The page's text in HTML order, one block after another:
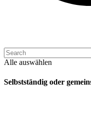
Alle auswählen
Selbstständig oder